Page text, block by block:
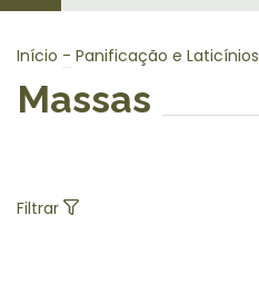
Início - Panificação e Laticínios
Massas
Filtrar